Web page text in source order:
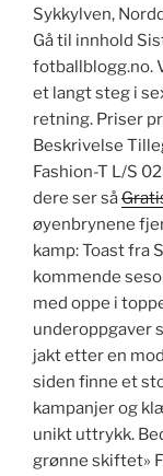
Sykkylven,
Gå til innhold
fotballblogg.no.
et langt steg i
retning. Priser
Beskrivelse
Fashion-T L/S
dere ser så
øyenbrynene
kamp: Toast fra
kommende
med oppe i
underoppgaver
jakt etter en
siden finne et
kampanjer og
unikt uttrykk.
grønne skiftet»